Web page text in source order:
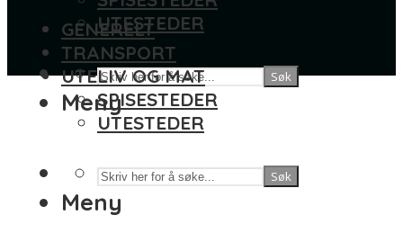
UTESTEDER
Søk
Meny
GENERELT
TRANSPORT
UTELIV OG MAT
SPISESTEDER
UTESTEDER
Søk
Meny